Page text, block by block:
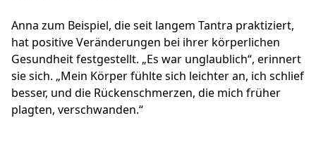
Anna zum Beispiel, die seit langem Tantra praktiziert,
hat positive Veränderungen bei ihrer körperlichen
Gesundheit festgestellt. „Es war unglaublich“, erinnert
sie sich. „Mein Körper fühlte sich leichter an, ich schlief
besser, und die Rückenschmerzen, die mich früher
plagten, verschwanden.“